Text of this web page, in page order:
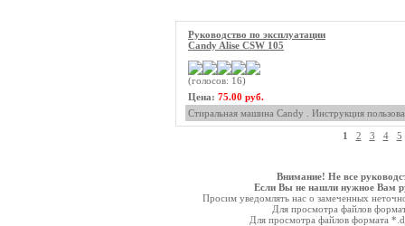
Руководство по эксплуатации
Candy Alise CSW 105
(голосов: 16)
Цена: 75.00 руб.
Стиральная машина Candy . Инструкция
1 2 3 4 5
Внимание! Не все
Если Вы не нашли нужное Вам
Просим уведомлять нас о замеченных
Для просмотра файлов
Для просмотра файлов формата